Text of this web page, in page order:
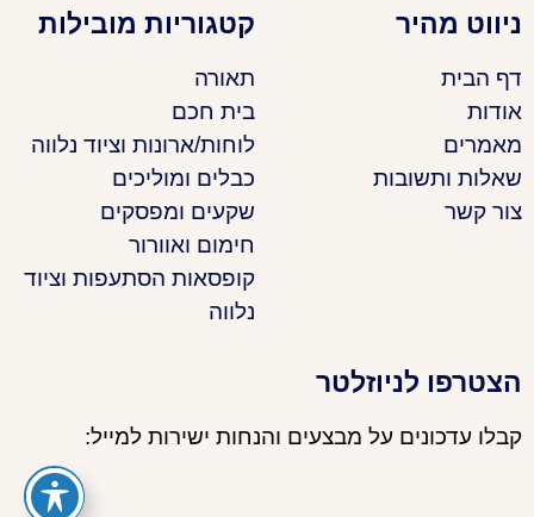
ניווט מהיר
דף הבית
אודות
מאמרים
שאלות ותשובות
צור קשר
קטגוריות מובילות
תאורה
בית חכם
לוחות/ארונות וציוד נלווה
כבלים ומוליכים
שקעים ומפסקים
חימום ואוורור
קופסאות הסתעפות וציוד
נלווה
הצטרפו לניוזלטר
קבלו עדכונים על מבצעים והנחות ישירות למייל: